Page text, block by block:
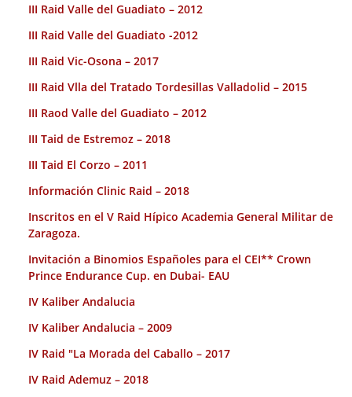
III Raid Valle del Guadiato – 2012
III Raid Valle del Guadiato -2012
III Raid Vic-Osona – 2017
III Raid Vlla del Tratado Tordesillas Valladolid – 2015
III Raod Valle del Guadiato – 2012
III Taid de Estremoz – 2018
III Taid El Corzo – 2011
Información Clinic Raid – 2018
Inscritos en el V Raid Hípico Academia General Militar de
Zaragoza.
Invitación a Binomios Españoles para el CEI** Crown
Prince Endurance Cup. en Dubai- EAU
IV Kaliber Andalucia
IV Kaliber Andalucia – 2009
IV Raid "La Morada del Caballo – 2017
IV Raid Ademuz – 2018